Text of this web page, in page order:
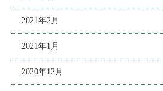
2021年2月
2021年1月
2020年12月